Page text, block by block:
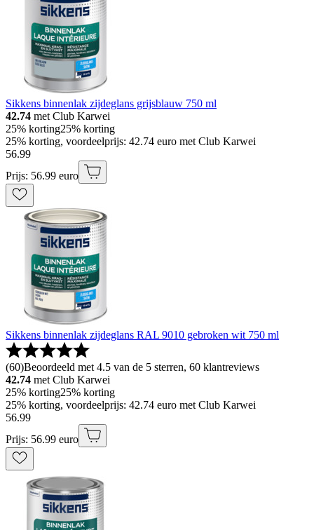
Sikkens binnenlak zijdeglans grijsblauw 750 ml
42.74 met Club Karwei
25% korting25% korting
25% korting, voordeelprijs: 42.74 euro met Club Karwei
56.99
Prijs: 56.99 euro
Sikkens binnenlak zijdeglans RAL 9010 gebroken wit 750 ml
(60)Beoordeeld met 4.5 van de 5 sterren, 60 klantreviews
42.74 met Club Karwei
25% korting25% korting
25% korting, voordeelprijs: 42.74 euro met Club Karwei
56.99
Prijs: 56.99 euro